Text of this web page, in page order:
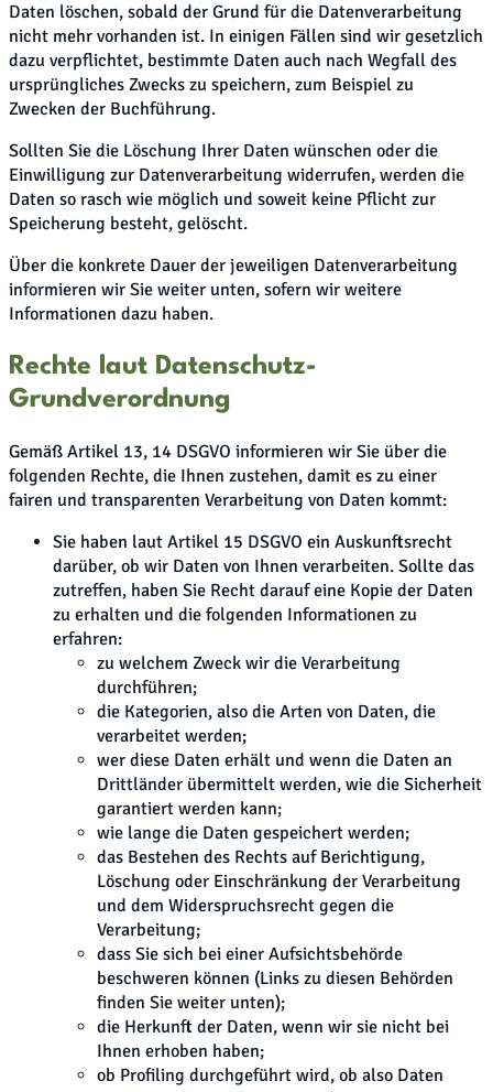
Daten löschen, sobald der Grund für die Datenverarbeitung
nicht mehr vorhanden ist. In einigen Fällen sind wir gesetzlich
dazu verpflichtet, bestimmte Daten auch nach Wegfall des
ursprüngliches Zwecks zu speichern, zum Beispiel zu
Zwecken der Buchführung.
Sollten Sie die Löschung Ihrer Daten wünschen oder die
Einwilligung zur Datenverarbeitung widerrufen, werden die
Daten so rasch wie möglich und soweit keine Pflicht zur
Speicherung besteht, gelöscht.
Über die konkrete Dauer der jeweiligen Datenverarbeitung
informieren wir Sie weiter unten, sofern wir weitere
Informationen dazu haben.
Rechte laut Datenschutz-
Grundverordnung
Gemäß Artikel 13, 14 DSGVO informieren wir Sie über die
folgenden Rechte, die Ihnen zustehen, damit es zu einer
fairen und transparenten Verarbeitung von Daten kommt:
Sie haben laut Artikel 15 DSGVO ein Auskunftsrecht
darüber, ob wir Daten von Ihnen verarbeiten. Sollte das
zutreffen, haben Sie Recht darauf eine Kopie der Daten
zu erhalten und die folgenden Informationen zu
erfahren:
zu welchem Zweck wir die Verarbeitung
durchführen;
die Kategorien, also die Arten von Daten, die
verarbeitet werden;
wer diese Daten erhält und wenn die Daten an
Drittländer übermittelt werden, wie die Sicherheit
garantiert werden kann;
wie lange die Daten gespeichert werden;
das Bestehen des Rechts auf Berichtigung,
Löschung oder Einschränkung der Verarbeitung
und dem Widerspruchsrecht gegen die
Verarbeitung;
dass Sie sich bei einer Aufsichtsbehörde
beschweren können (Links zu diesen Behörden
finden Sie weiter unten);
die Herkunft der Daten, wenn wir sie nicht bei
Ihnen erhoben haben;
ob Profiling durchgeführt wird, ob also Daten